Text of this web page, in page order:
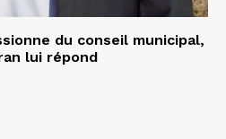
du conseil municipal,
lui répond